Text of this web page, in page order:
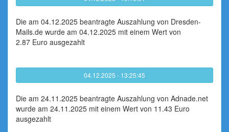
Die am 04.12.2025 beantragte Auszahlung von Dresden-
Mails.de wurde am 04.12.2025 mit einem Wert von
2.87 Euro ausgezahlt
04.12.2025 - 13:25:45
Die am 24.11.2025 beantragte Auszahlung von Adnade.net
wurde am 24.11.2025 mit einem Wert von 11.43 Euro
ausgezahlt